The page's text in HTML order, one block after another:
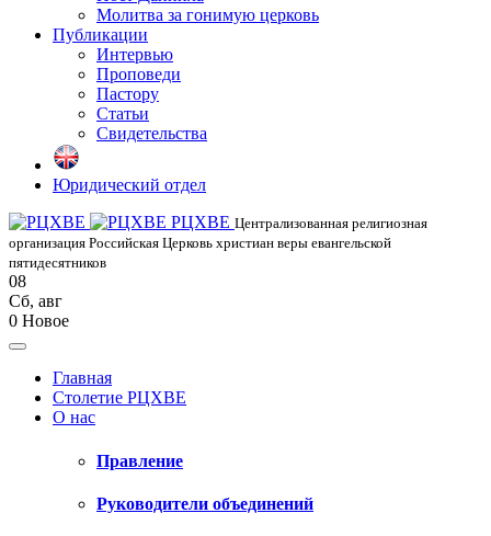
Молитва за гонимую церковь
Публикации
Интервью
Проповеди
Пастору
Статьи
Свидетельства
Юридический отдел
РЦХВЕ Централизованная религиозная
организация Российская Церковь христиан веры евангельской
пятидесятников
08
Сб, авг
0 Новое
Главная
Столетие РЦХВЕ
О нас
Правление
Руководители объединений